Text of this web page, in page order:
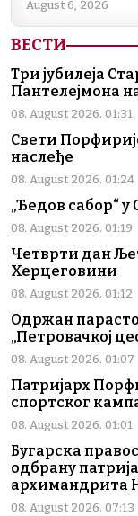
August 6, 2026
ВЕСТИ
Три јубилеја
Пантелејмона
08. August 2026. 01:31
Свети
наслеђе
08. August 2026. 01:24
„Ђедов сабор“ у
08. August 2026. 01:19
Четврти дан
Херцеговини
08. August 2026. 01:12
Одржан
„Петровачкој
08. August 2026. 01:07
Патријарх
спортског
08. August 2026. 01:01
Бугарска
одбрану
архимандрита
08. August 2026. 07:13